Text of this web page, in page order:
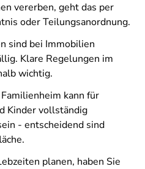
vererben, geht das per
oder Teilungsanordnung.
sind bei Immobilien
Klare Regelungen im
wichtig.
kann für
Kinder vollständig
- entscheidend sind
planen, haben Sie